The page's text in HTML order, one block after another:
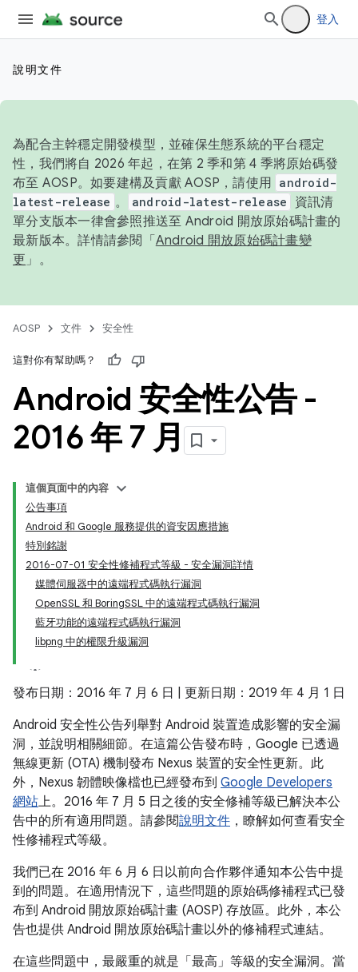
登入
說明文件
為配合主幹穩定開發模型，並確保生態系統的平台穩定
性，我們將自 2026 年起，在第 2 季和第 4 季將原始碼發
布至 AOSP。如要建構及貢獻 AOSP，請使用 android-
latest-release 。 android-latest-release
資訊清
單分支版本一律會參照推送至 Android 開放原始碼計畫的
最新版本。詳情請參閱「 Android 開放原始碼計畫變
更 」。
AOSP 文件 安全性
這對你有幫助嗎？
Android 安全性公告 -
2016 年 7 月
這個頁面中的內容
公告事項
Android 和 Google 服務提供的資安因應措施
特別銘謝
2016-07-01 安全性修補程式等級 - 安全漏洞詳情
媒體伺服器中的遠端程式碼執行漏洞
OpenSSL 和 BoringSSL 中的遠端程式碼執行漏洞
藍牙功能的遠端程式碼執行漏洞
libpng 中的權限升級漏洞
發布日期：2016 年 7 月 6 日 | 更新日期：2019 年 4 月 1 日
Android 安全性公告列舉對 Android 裝置造成影響的安全漏
洞，並說明相關細節。在這篇公告發布時，Google 已透過
無線更新 (OTA) 機制發布 Nexus 裝置的安全性更新。此
外，Nexus 韌體映像檔也已經發布到 Google Developers
網站上。2016 年 7 月 5 日之後的安全修補等級已解決本公
告中的所有適用問題。請參閱說明文件 ，瞭解如何查看安全
性修補程式等級。
我們已在 2016 年 6 月 6 日以前向合作夥伴通知本公告中提
到的問題。在適用情況下，這些問題的原始碼修補程式已發
布到 Android 開放原始碼計畫 (AOSP) 存放區。此外，本公
告也提供 Android 開放原始碼計畫以外的修補程式連結。
在這些問題中，最嚴重的就是「最高」等級的安全漏洞。當